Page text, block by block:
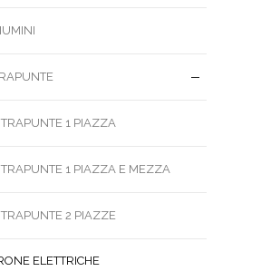
TRAPUNTE 1 PIAZZA
TRAPUNTE 1 PIAZZA E MEZZA
TRAPUNTE 2 PIAZZE
ELETTRICHE